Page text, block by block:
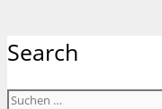
Search
Suchen